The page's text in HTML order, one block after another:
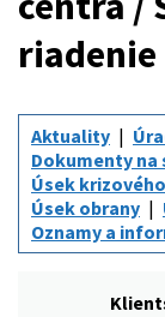
riadenie
Aktuality
Dokumenty
Úsek
Úsek obrany
Oznamy a